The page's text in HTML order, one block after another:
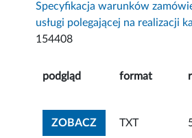
Specyfikacja warunków
usługi polegającej na realizacji
154408
podgląd format
ZOBACZZOBACZ
TXT